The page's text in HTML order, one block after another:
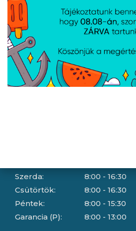
Információ
Általános szerződési feltételek
Adatkezelési tájékoztató
Hallásvédelmi tájékoztató
Süti (cookie) tájékoztató
Szerda:
Csütörtök:
Péntek:
Garancia (P):
8:00 - 16:30
8:00 - 16:30
8:00 - 15:30
8:00 - 13:00